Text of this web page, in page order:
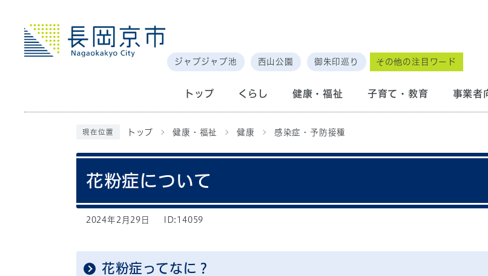
ジャブジャブ池 西山公園 御朱印巡り その他の注目ワード
トップ くらし 健康・福祉 子育て・教育 事業者
現在位置 トップ 健康・福祉 健康 感染症・予防接種
花粉症について
2024年2月29日 ID:14059
花粉症ってなに？